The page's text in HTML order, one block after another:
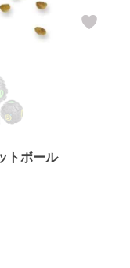
トボール